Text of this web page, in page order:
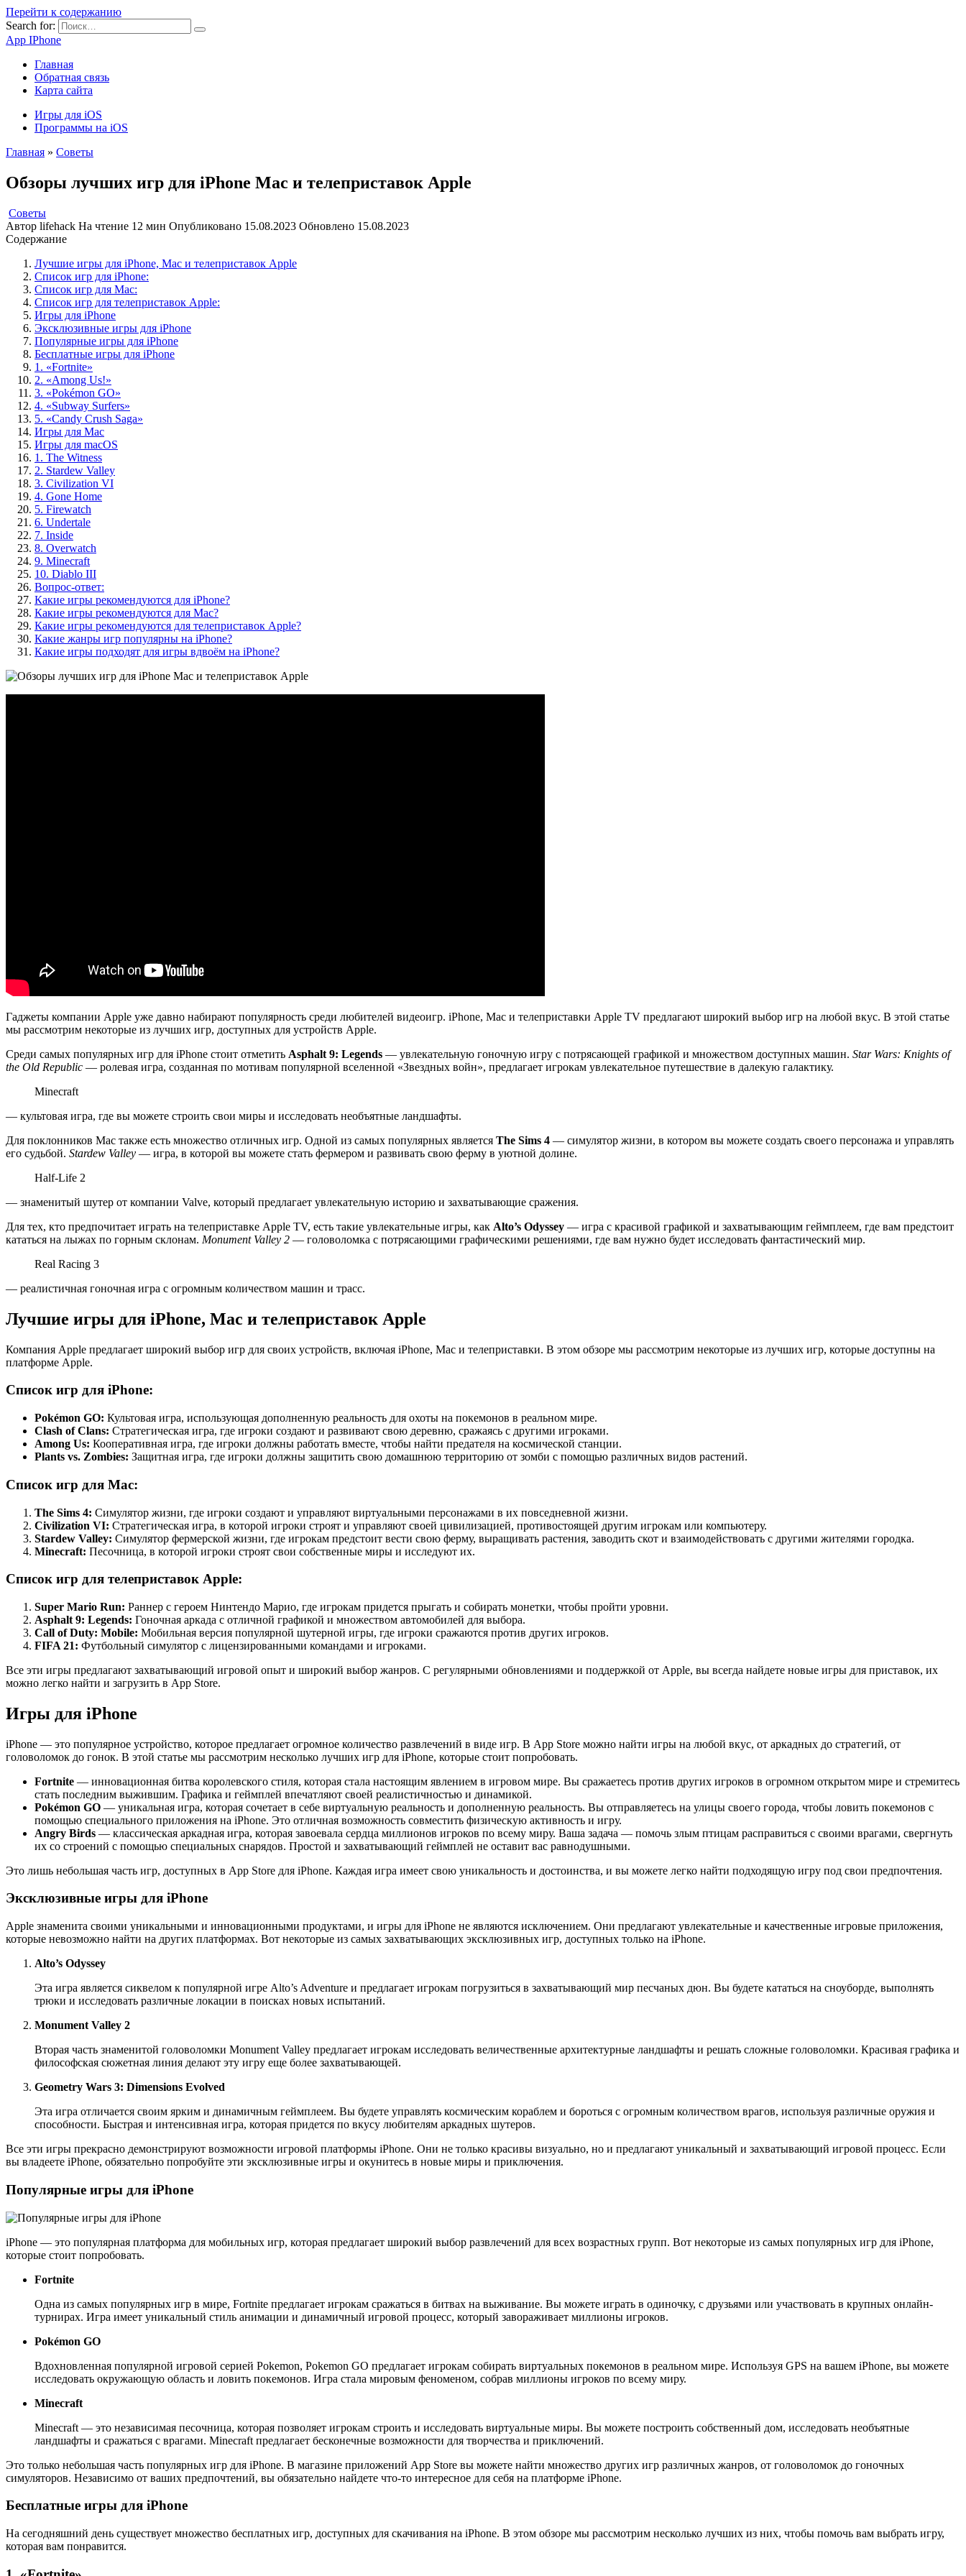
Перейти к содержанию
Search for:
App IPhone
Главная
Обратная связь
Карта сайта
Игры для iOS
Программы на iOS
Главная » Советы
Обзоры лучших игр для iPhone Mac и телеприставок Apple
Советы
Автор lifehack На чтение 12 мин Опубликовано 15.08.2023 Обновлено 15.08.2023
Содержание
Лучшие игры для iPhone, Mac и телеприставок Apple
Список игр для iPhone:
Список игр для Mac:
Список игр для телеприставок Apple:
Игры для iPhone
Эксклюзивные игры для iPhone
Популярные игры для iPhone
Бесплатные игры для iPhone
1. «Fortnite»
2. «Among Us!»
3. «Pokémon GO»
4. «Subway Surfers»
5. «Candy Crush Saga»
Игры для Mac
Игры для macOS
1. The Witness
2. Stardew Valley
3. Civilization VI
4. Gone Home
5. Firewatch
6. Undertale
7. Inside
8. Overwatch
9. Minecraft
10. Diablo III
Вопрос-ответ:
Какие игры рекомендуются для iPhone?
Какие игры рекомендуются для Mac?
Какие игры рекомендуются для телеприставок Apple?
Какие жанры игр популярны на iPhone?
Какие игры подходят для игры вдвоём на iPhone?
Гаджеты компании Apple уже давно набирают популярность среди любителей видеоигр. iPhone, Mac и телеприставки Apple TV предлагают широкий выбор игр на любой вкус. В этой статье
мы рассмотрим некоторые из лучших игр, доступных для устройств Apple.
Среди самых популярных игр для iPhone стоит отметить Asphalt 9: Legends — увлекательную гоночную игру с потрясающей графикой и множеством доступных машин. Star Wars: Knights of
the Old Republic — ролевая игра, созданная по мотивам популярной вселенной «Звездных войн», предлагает игрокам увлекательное путешествие в далекую галактику.
Minecraft
— культовая игра, где вы можете строить свои миры и исследовать необъятные ландшафты.
Для поклонников Mac также есть множество отличных игр. Одной из самых популярных является The Sims 4 — симулятор жизни, в котором вы можете создать своего персонажа и управлять
его судьбой. Stardew Valley — игра, в которой вы можете стать фермером и развивать свою ферму в уютной долине.
Half-Life 2
— знаменитый шутер от компании Valve, который предлагает увлекательную историю и захватывающие сражения.
Для тех, кто предпочитает играть на телеприставке Apple TV, есть такие увлекательные игры, как Alto’s Odyssey — игра с красивой графикой и захватывающим геймплеем, где вам предстоит
кататься на лыжах по горным склонам. Monument Valley 2 — головоломка с потрясающими графическими решениями, где вам нужно будет исследовать фантастический мир.
Real Racing 3
— реалистичная гоночная игра с огромным количеством машин и трасс.
Лучшие игры для iPhone, Mac и телеприставок Apple
Компания Apple предлагает широкий выбор игр для своих устройств, включая iPhone, Mac и телеприставки. В этом обзоре мы рассмотрим некоторые из лучших игр, которые доступны на
платформе Apple.
Список игр для iPhone:
Pokémon GO: Культовая игра, использующая дополненную реальность для охоты на покемонов в реальном мире.
Clash of Clans: Стратегическая игра, где игроки создают и развивают свою деревню, сражаясь с другими игроками.
Among Us: Кооперативная игра, где игроки должны работать вместе, чтобы найти предателя на космической станции.
Plants vs. Zombies: Защитная игра, где игроки должны защитить свою домашнюю территорию от зомби с помощью различных видов растений.
Список игр для Mac:
The Sims 4: Симулятор жизни, где игроки создают и управляют виртуальными персонажами в их повседневной жизни.
Civilization VI: Стратегическая игра, в которой игроки строят и управляют своей цивилизацией, противостоящей другим игрокам или компьютеру.
Stardew Valley: Симулятор фермерской жизни, где игрокам предстоит вести свою ферму, выращивать растения, заводить скот и взаимодействовать с другими жителями городка.
Minecraft: Песочница, в которой игроки строят свои собственные миры и исследуют их.
Список игр для телеприставок Apple:
Super Mario Run: Раннер с героем Нинтендо Марио, где игрокам придется прыгать и собирать монетки, чтобы пройти уровни.
Asphalt 9: Legends: Гоночная аркада с отличной графикой и множеством автомобилей для выбора.
Call of Duty: Mobile: Мобильная версия популярной шутерной игры, где игроки сражаются против других игроков.
FIFA 21: Футбольный симулятор с лицензированными командами и игроками.
Все эти игры предлагают захватывающий игровой опыт и широкий выбор жанров. С регулярными обновлениями и поддержкой от Apple, вы всегда найдете новые игры для приставок, их
можно легко найти и загрузить в App Store.
Игры для iPhone
iPhone — это популярное устройство, которое предлагает огромное количество развлечений в виде игр. В App Store можно найти игры на любой вкус, от аркадных до стратегий, от
головоломок до гонок. В этой статье мы рассмотрим несколько лучших игр для iPhone, которые стоит попробовать.
Fortnite — инновационная битва королевского стиля, которая стала настоящим явлением в игровом мире. Вы сражаетесь против других игроков в огромном открытом мире и стремитесь
стать последним выжившим. Графика и геймплей впечатляют своей реалистичностью и динамикой.
Pokémon GO — уникальная игра, которая сочетает в себе виртуальную реальность и дополненную реальность. Вы отправляетесь на улицы своего города, чтобы ловить покемонов с
помощью специального приложения на iPhone. Это отличная возможность совместить физическую активность и игру.
Angry Birds — классическая аркадная игра, которая завоевала сердца миллионов игроков по всему миру. Ваша задача — помочь злым птицам расправиться с своими врагами, свергнуть
их со строений с помощью специальных снарядов. Простой и захватывающий геймплей не оставит вас равнодушными.
Это лишь небольшая часть игр, доступных в App Store для iPhone. Каждая игра имеет свою уникальность и достоинства, и вы можете легко найти подходящую игру под свои предпочтения.
Эксклюзивные игры для iPhone
Apple знаменита своими уникальными и инновационными продуктами, и игры для iPhone не являются исключением. Они предлагают увлекательные и качественные игровые приложения,
которые невозможно найти на других платформах. Вот некоторые из самых захватывающих эксклюзивных игр, доступных только на iPhone.
Alto’s Odyssey
Эта игра является сиквелом к популярной игре Alto’s Adventure и предлагает игрокам погрузиться в захватывающий мир песчаных дюн. Вы будете кататься на сноуборде, выполнять
трюки и исследовать различные локации в поисках новых испытаний.
Monument Valley 2
Вторая часть знаменитой головоломки Monument Valley предлагает игрокам исследовать величественные архитектурные ландшафты и решать сложные головоломки. Красивая графика и
философская сюжетная линия делают эту игру еще более захватывающей.
Geometry Wars 3: Dimensions Evolved
Эта игра отличается своим ярким и динамичным геймплеем. Вы будете управлять космическим кораблем и бороться с огромным количеством врагов, используя различные оружия и
способности. Быстрая и интенсивная игра, которая придется по вкусу любителям аркадных шутеров.
Все эти игры прекрасно демонстрируют возможности игровой платформы iPhone. Они не только красивы визуально, но и предлагают уникальный и захватывающий игровой процесс. Если
вы владеете iPhone, обязательно попробуйте эти эксклюзивные игры и окунитесь в новые миры и приключения.
Популярные игры для iPhone
iPhone — это популярная платформа для мобильных игр, которая предлагает широкий выбор развлечений для всех возрастных групп. Вот некоторые из самых популярных игр для iPhone,
которые стоит попробовать.
Fortnite
Одна из самых популярных игр в мире, Fortnite предлагает игрокам сражаться в битвах на выживание. Вы можете играть в одиночку, с друзьями или участвовать в крупных онлайн-
турнирах. Игра имеет уникальный стиль анимации и динамичный игровой процесс, который завораживает миллионы игроков.
Pokémon GO
Вдохновленная популярной игровой серией Pokemon, Pokemon GO предлагает игрокам собирать виртуальных покемонов в реальном мире. Используя GPS на вашем iPhone, вы можете
исследовать окружающую область и ловить покемонов. Игра стала мировым феноменом, собрав миллионы игроков по всему миру.
Minecraft
Minecraft — это независимая песочница, которая позволяет игрокам строить и исследовать виртуальные миры. Вы можете построить собственный дом, исследовать необъятные
ландшафты и сражаться с врагами. Minecraft предлагает бесконечные возможности для творчества и приключений.
Это только небольшая часть популярных игр для iPhone. В магазине приложений App Store вы можете найти множество других игр различных жанров, от головоломок до гоночных
симуляторов. Независимо от ваших предпочтений, вы обязательно найдете что-то интересное для себя на платформе iPhone.
Бесплатные игры для iPhone
На сегодняшний день существует множество бесплатных игр, доступных для скачивания на iPhone. В этом обзоре мы рассмотрим несколько лучших из них, чтобы помочь вам выбрать игру,
которая вам понравится.